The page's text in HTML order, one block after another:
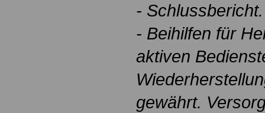
- Schlussbericht.
- Beihilfen für
aktiven
gewährt.